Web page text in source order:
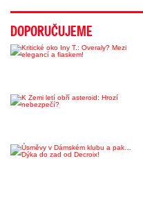
DOPORUČUJEME